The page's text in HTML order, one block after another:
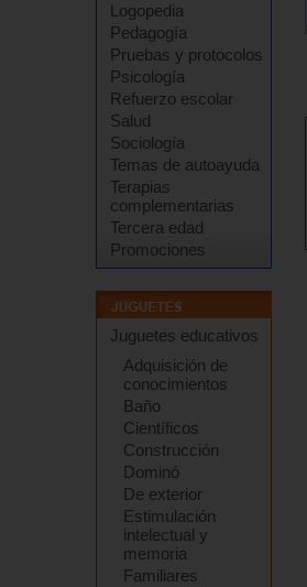
Logopedia
Pedagogía
Pruebas y protocolos
Psicología
Refuerzo escolar
Salud
Sociología
Temas de autoayuda
Terapias
complementarias
Tercera edad
Promociones
Juguetes educativos
Adquisición de
conocimientos
Baño
Científicos
Construcción
Dominó
De exterior
Estimulación
intelectual y
memoria
Familiares